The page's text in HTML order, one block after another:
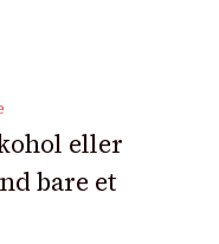
eller
bare et